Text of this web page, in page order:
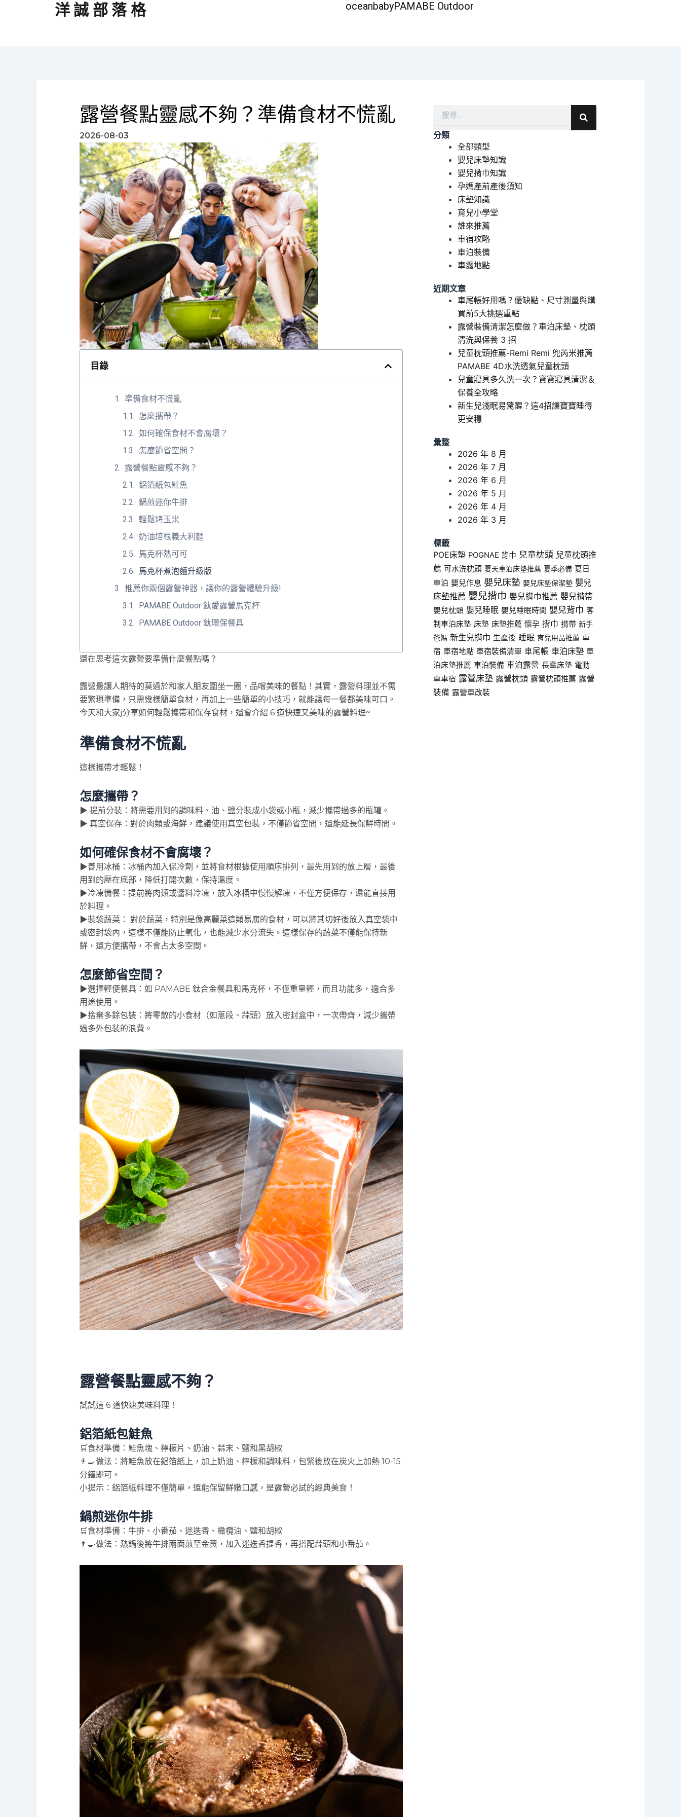
洋誠部落格 oceanbabyPAMABE Outdoor
露營餐點靈感不夠？準備食材不慌亂
2026-08-03
目錄
準備食材不慌亂
怎麼攜帶？
如何確保食材不會腐壞？
怎麼節省空間？
露營餐點靈感不夠？
鋁箔紙包鮭魚
鍋煎迷你牛排
輕鬆烤玉米
奶油培根義大利麵
馬克杯熱可可
馬克杯煮泡麵升級版
推薦你兩個露營神器，讓你的露營體驗升級!
PAMABE Outdoor 鈦愛露營馬克杯
PAMABE Outdoor 鈦環保餐具
還在思考這次露營要準備什麼餐點嗎？
露營最讓人期待的莫過於和家人朋友圍坐一圈，品嚐美味的餐點！其實，露營料理並不需
要繁瑣準備，只需幾樣簡單食材，再加上一些簡單的小技巧，就能讓每一餐都美味可口。
今天和大家j分享如何輕鬆攜帶和保存食材，還會介紹 6 道快速又美味的露營料理~
準備食材不慌亂
這樣攜帶才輕鬆！
怎麼攜帶？
▶ 提前分裝：將需要用到的調味料、油、鹽分裝成小袋或小瓶，減少攜帶過多的瓶罐。
▶ 真空保存：對於肉類或海鮮，建議使用真空包裝，不僅節省空間，還能延長保鮮時間。
如何確保食材不會腐壞？
▶善用冰桶：冰桶內加入保冷劑，並將食材根據使用順序排列，最先用到的放上層，最後
用到的壓在底部，降低打開次數，保持溫度。
▶冷凍備餐：提前將肉類或醬料冷凍，放入冰桶中慢慢解凍，不僅方便保存，還能直接用
於料理。
▶裝袋蔬菜： 對於蔬菜，特別是像高麗菜這類易腐的食材，可以將其切好後放入真空袋中
或密封袋內，這樣不僅能防止氧化，也能減少水分流失。這樣保存的蔬菜不僅能保持新
鮮，還方便攜帶，不會占太多空間。
怎麼節省空間？
▶選擇輕便餐具：如 PAMABE 鈦合金餐具和馬克杯，不僅重量輕，而且功能多，適合多
用途使用。
▶捨棄多餘包裝：將零散的小食材（如蔥段、蒜頭）放入密封盒中，一次帶齊，減少攜帶
過多外包裝的浪費。
露營餐點靈感不夠？
試試這 6 道快速美味料理！
鋁箔紙包鮭魚
🛒食材準備：鮭魚塊、檸檬片、奶油、蒜末、鹽和黑胡椒
👨‍🍳做法：將鮭魚放在鋁箔紙上，加上奶油、檸檬和調味料，包緊後放在炭火上加熱 10-15
分鐘即可。
小提示：鋁箔紙料理不僅簡單，還能保留鮮嫩口感，是露營必試的經典美食！
鍋煎迷你牛排
🛒食材準備：牛排、小番茄、迷迭香、橄欖油、鹽和胡椒
👨‍🍳做法：熱鍋後將牛排兩面煎至金黃，加入迷迭香提香，再搭配蒜頭和小番茄。
尋
分類
全部類型
嬰兒床墊知識
嬰兒揹巾知識
孕媽產前產後須知
床墊知識
育兒小學堂
誰來推薦
車宿攻略
車泊裝備
車露地點
近期文章
車尾帳好用嗎？優缺點、尺寸測量與購
買前5大挑選重點
露營裝備清潔怎麼做？車泊床墊、枕頭
清洗與保養 3 招
兒童枕頭推薦-Remi Remi 兜芮米推薦
PAMABE 4D水洗透氣兒童枕頭
兒童寢具多久洗一次？寶寶寢具清潔＆
保養全攻略
新生兒淺眠易驚醒？這4招讓寶寶睡得
更安穩
彙整
2026 年 8 月
2026 年 7 月
2026 年 6 月
2026 年 5 月
2026 年 4 月
2026 年 3 月
標籤
POE床墊 POGNAE 背巾 兒童枕頭 兒童枕頭推
薦 可水洗枕頭 夏天車泊床墊推薦 夏季必備 夏日
車泊 嬰兒作息 嬰兒床墊 嬰兒床墊保潔墊 嬰兒
床墊推薦 嬰兒揹巾 嬰兒揹巾推薦 嬰兒揹帶
嬰兒枕頭 嬰兒睡眠 嬰兒睡眠時間 嬰兒背巾 客
制車泊床墊 床墊 床墊推薦 懷孕 揹巾 揹帶 新手
爸媽 新生兒揹巾 生產後 睡眠 育兒用品推薦 車
宿 車宿地點 車宿裝備清單 車尾帳 車泊床墊 車
泊床墊推薦 車泊裝備 車泊露營 長輩床墊 電動
車車宿 露營床墊 露營枕頭 露營枕頭推薦 露營
裝備 露營車改裝